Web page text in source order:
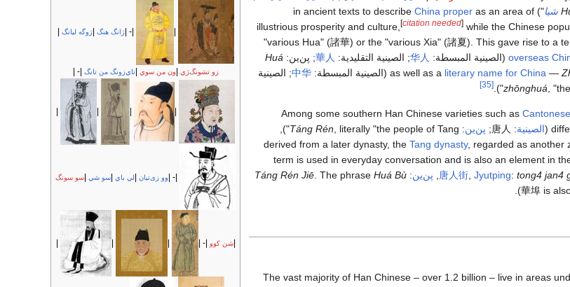
|
|- |ژانگ هنگ |ژوگه ليانگ |
زو تشونگ‌ژي |ون من سوي |تاي‌زونگ من تانگ |- |
|
|
|
|
|- |وو زى‌تيان |لي باي |سو شي |سو سونگ
|شن كوو |- |
|
|
|
شيا") in ancient texts to describe
China proper as an area of
illustrious prosperity and culture, [citation needed] while the Chinese
"various Hua" (諸華) or the "various Xia" (諸夏). This gave rise to a
overseas (الصينية المبسطة: 华人; الصينية التقليدية: 華人; پن‌ين: Huá
literary name for China — (الصينية المبسطة: 中华; الصينية
zhōnghuá,
[35]
Among some southern Han Chinese varieties such as Cantonese
(الصينية:
唐人
; پن‌ين:
Táng Rén
, literally "the people of Tang"),
derived from a later dynasty, the Tang dynasty, regarded as another
term is used in everyday conversation and is also an element in
唐人街, Jyutping: tong4 jan4
, پن‌ين:
Táng Rén Jiē. The phrase Huá Bù
華埠 is
The vast majority of Han Chinese – over 1.2 billion – live in areas